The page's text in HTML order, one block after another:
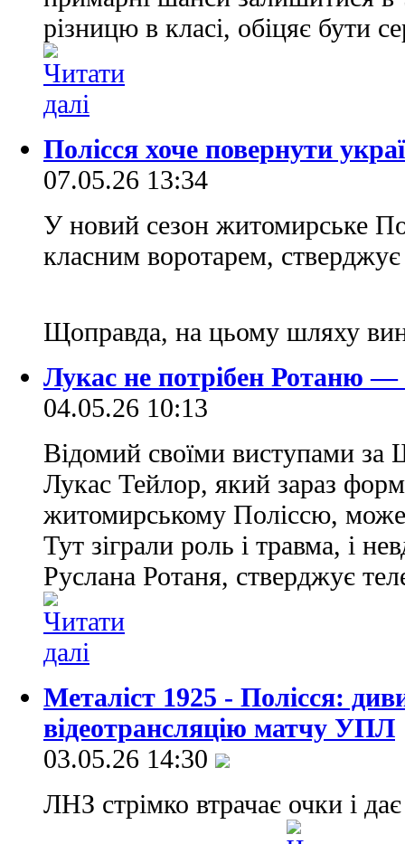
різницю в класі, обіцяє бути
Полісся хоче повернути
07.05.26 13:34
У новий сезон житомирське
класним воротарем,
Щоправда, на цьому шляху
Лукас не потрібен Ротаню
04.05.26 10:13
Відомий своїми виступами за
Лукас Тейлор, який зараз
житомирському Поліссю,
Тут зіграли роль і травма, і
Руслана Ротаня, стверджує
Металіст 1925 - Полісся:
відеотрансляцію матчу УПЛ
03.05.26 14:30
ЛНЗ стрімко втрачає очки і